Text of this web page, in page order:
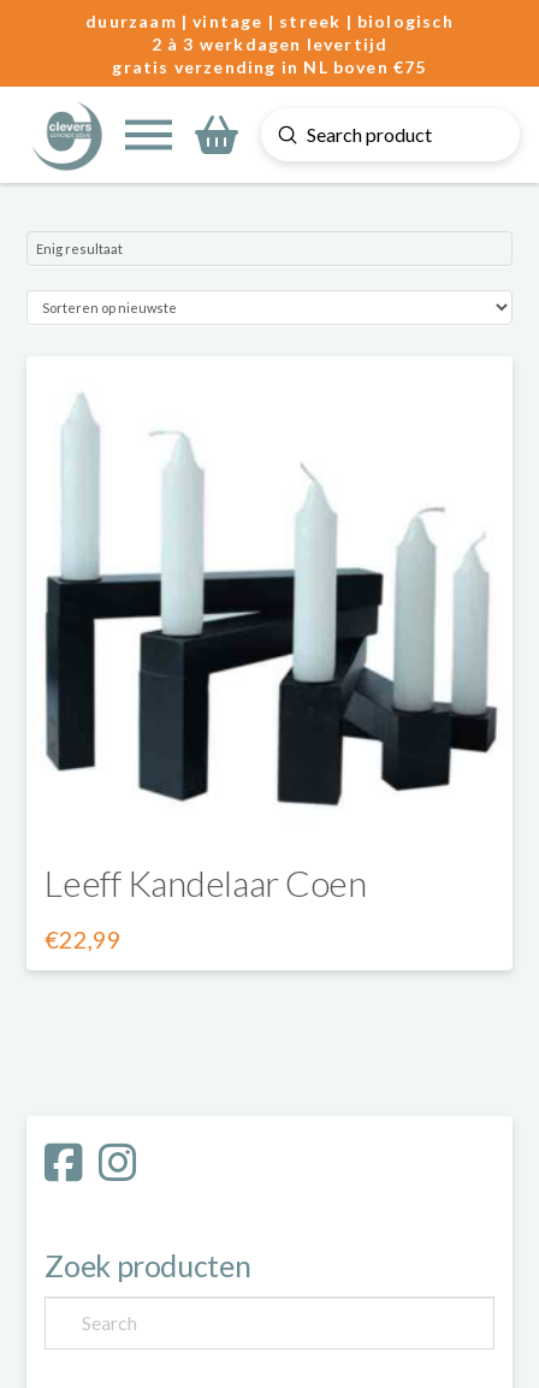
duurzaam | vintage | streek | biologisch
2 à 3 werkdagen levertijd
gratis verzending in NL boven €75
Search
Submit
Enig resultaat
Leeff Kandelaar Coen
€22,99
Dit
variaties.
optie
kan
gekozen
Zoek producten